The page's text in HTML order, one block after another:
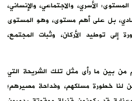
الأسري، والاجتماعي، والإنساني،
بل على أهم مستوى، وهو المستوى
إلى توطيد الأركان، وثَبات المجتمع،
من بين ما رأى مثل تلك الشريحة التي
لنا خطورة مسلكهم، وفداحة مصيرهم؛